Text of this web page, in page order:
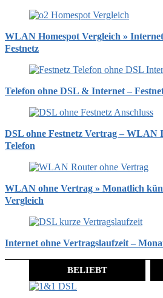
WLAN Homespot Vergleich »
Festnetz
Telefon ohne DSL & Internet –
DSL ohne Festnetz Vertrag – WLAN
Telefon
WLAN ohne Vertrag » Monatlich
Vergleich
Internet ohne Vertragslaufzeit –
BELIEBT